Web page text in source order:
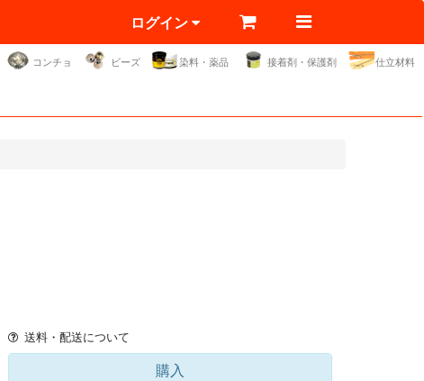
ログイン
コンチョ ビーズ 染料・薬品 接着剤・保護剤 仕立材料
送料・配送について
購入